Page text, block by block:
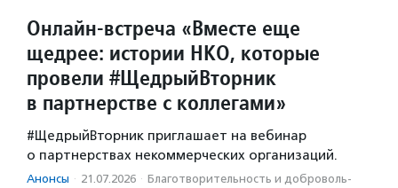
Онлайн-встреча «Вместе еще
щедрее: истории НКО, которые
провели #ЩедрыйВторник
в партнерстве с коллегами»
#ЩедрыйВторник приглашает на вебинар
о партнерствах некоммерческих организаций.
Анонсы · 21.07.2026 · Благотвори­тель­ность и доброволь­